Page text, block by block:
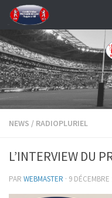
Skip to content
NEWS / RADIOPLURIEL
L’INTERVIEW DU
PAR WEBMASTER · 9 DÉCEMBRE